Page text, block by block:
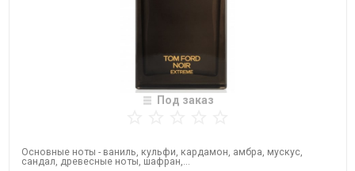
Под заказ
Основные ноты - ваниль, кульфи, кардамон, амбра, мускус,
сандал, древесные ноты, шафран,...